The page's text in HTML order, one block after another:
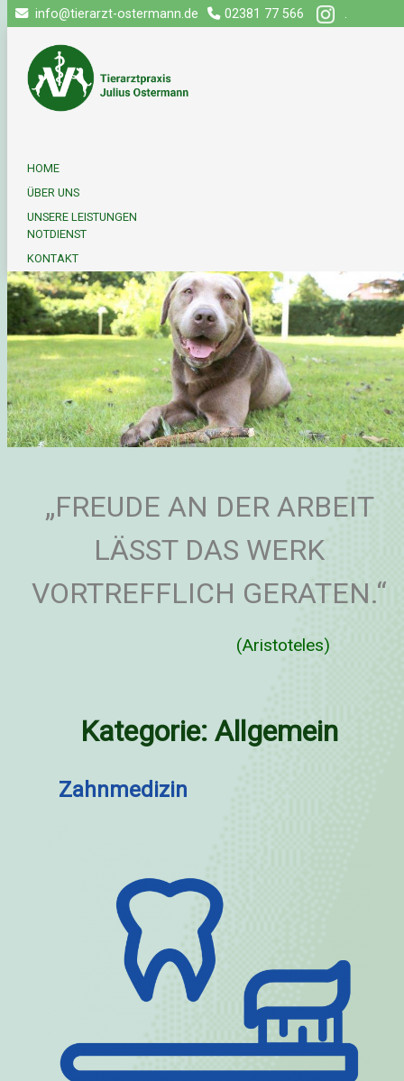
info@tierarzt-ostermann.de 02381 77 566 .
HOME
ÜBER UNS
UNSERE LEISTUNGEN
NOTDIENST
KONTAKT
„FREUDE AN DER ARBEIT
LÄSST DAS WERK
VORTREFFLICH GERATEN.“
(Aristoteles)
Kategorie: Allgemein
Zahnmedizin